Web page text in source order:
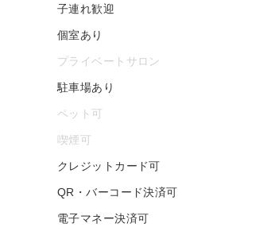
子連れ歓迎
個室あり
プライベートサロン
駐車場あり
ペット可
喫煙可
クレジットカード可
QR・バーコード決済可
電子マネー決済可